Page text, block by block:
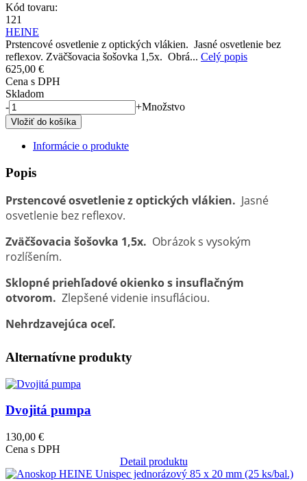
Kód tovaru:
121
HEINE
Prstencové osvetlenie z optických vlákien. Jasné osvetlenie bez
reflexov. Zväčšovacia šošovka 1,5x. Obrá... Celý popis
625,00 €
Cena s DPH
Skladom
-
+Množstvo
Informácie o produkte
Popis
Prstencové osvetlenie z optických vlákien. Jasné
osvetlenie bez reflexov.
Zväčšovacia šošovka 1,5x. Obrázok s vysokým
rozlíšením.
Sklopné priehľadové okienko s insuflačným
otvorom. Zlepšené videnie insufláciou.
Nehrdzavejúca oceľ.
Alternatívne produkty
Obrázok
Dvojitá pumpa
130,00 €
Cena s DPH
Detail produktu
Obrázok